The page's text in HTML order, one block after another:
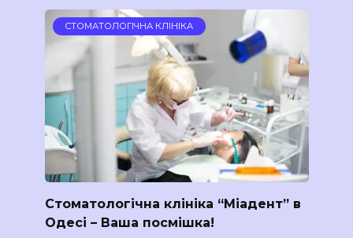
СТОМАТОЛОГІЧНА КЛІНІКА
Стоматологічна клініка “Міадент” в
Одесі – Ваша посмішка!